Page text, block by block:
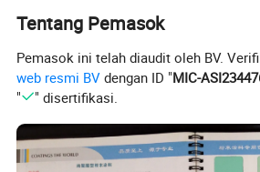
Jadwal pengobatan: 200 (2009)/10
LEMBAR DATA TEKNIS
Gravitasi spesifik (g/cm³, 25
Distribusi ukuran partikel:
Tentang Pemasok
Pemasok ini telah diaudit oleh BV.
web resmi BV dengan ID "MIC-
"
" disertifikasi.